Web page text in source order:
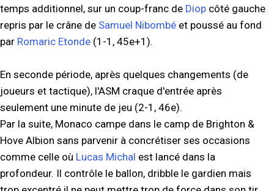
temps additionnel, sur un coup-franc de Diop côté gauche
repris par le crâne de Samuel Nibombé et poussé au fond
par Romaric Etonde (1-1, 45e+1).
En seconde période, après quelques changements (de
joueurs et tactique), l'ASM craque d'entrée après
seulement une minute de jeu (2-1, 46e).
Par la suite, Monaco campe dans le camp de Brighton &
Hove Albion sans parvenir à concrétiser ses occasions
comme celle où Lucas Michal est lancé dans la
profondeur. Il contrôle le ballon, dribble le gardien mais